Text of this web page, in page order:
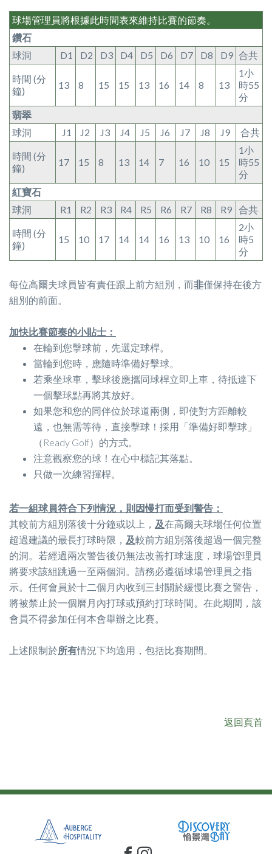
球場管理員將根據此時間表來維持比賽的節奏。
鑽石
球洞
D1 D2 D3 D4 D5 D6 D7 D8 D9 合共
時間 (分
鐘)
13 8 15 15 13 16 14 8 13
1小
時55
分
翡翠
球洞
J1 J2 J3 J4 J5 J6 J7 J8 J9 合共
時間 (分
鐘)
17 15 8 13 14 7 16 10 15
1小
時55
分
紅寶石
球洞
R1 R2 R3 R4 R5 R6 R7 R8 R9 合共
時間 (分
鐘)
15 10 17 14 14 16 13 10 16
2小
時5
分
每位高爾夫球員皆有責任跟上前方組別，而非僅保持在後方
組別的前面。
加快比賽節奏的小貼士 ：
在輪到您擊球前，先選定球桿。
當輪到您時，應隨時準備好擊球。
若乘坐球車，擊球後應攜同球桿立即上車，待抵達下
一個擊球點再將其放好。
如果您和您的同伴位於球道兩側，即使對方距離較
遠，也無需等待，直接擊球！採用「準備好即擊球」
（Ready Golf）的方式。
注意觀察您的球！在心中標記其落點。
只做一次練習揮桿。
若一組球員符合下列情況，則因慢打而受到警告：
其較前方組別落後十分鐘或以上， 及在高爾夫球場任何位置
超過建議的最長打球時限， 及較前方組別落後超過一個完整
的洞。若經過兩次警告後仍無法改善打球速度，球場管理員
將要求該組跳過一至兩個洞。請務必遵循球場管理員之指
示。任何會員於十二個月內收到三封關於緩慢比賽之警告，
將被禁止於一個曆月內打球或預約打球時間。在此期間，該
會員不得參加任何本會舉辦之比賽。
上述限制於所有情況下均適用，包括比賽期間。
返回頁首